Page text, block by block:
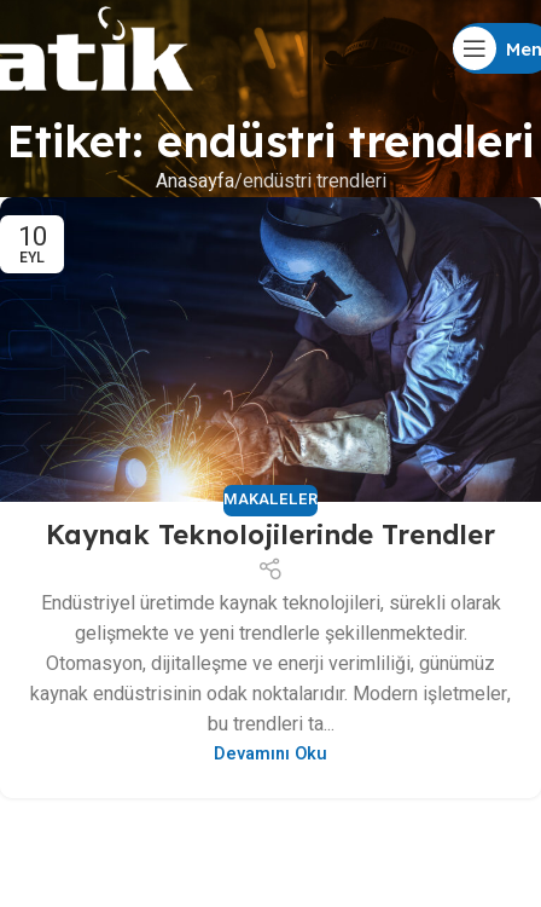
Etiket: endüstri trendleri
Anasayfa endüstri trendleri
10
EYL
MAKALELER
Kaynak Teknolojilerinde Trendler
Endüstriyel üretimde kaynak teknolojileri, sürekli olarak
gelişmekte ve yeni trendlerle şekillenmektedir.
Otomasyon, dijitalleşme ve enerji verimliliği, günümüz
kaynak endüstrisinin odak noktalarıdır. Modern işletmeler,
bu trendleri ta...
Devamını Oku